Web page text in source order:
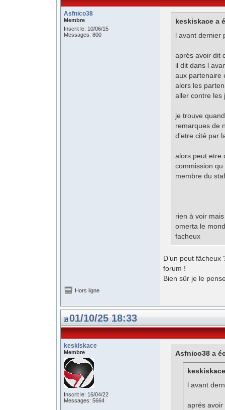
Asfnico38
Membre
Inscrit le: 10/06/15
Messages: 800
keskiskace a
l avant dernier
aprés avoir dit
il dit dans l
aux partenaire
alors les
aller contre les
je trouve
remarques de
d'etre cité par
alors peut etre
commission
membre du
rien à voir
omerta le
facheux
D’un peut
forum !
Bien sûr je le
Hors ligne
01/10/25 18:33
keskiskace
Membre
Inscrit le: 16/04/22
Messages: 5664
Asfnico38 a
l avant
aprés avoir